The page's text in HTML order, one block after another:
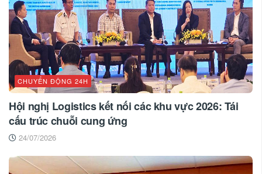
CHUYỂN ĐỘNG 24H
Hội nghị Logistics kết nối các khu vực 2026: Tái
cấu trúc chuỗi cung ứng
24/07/2026